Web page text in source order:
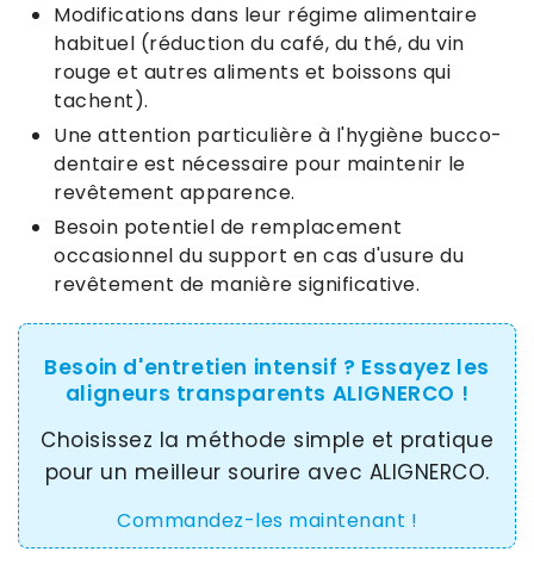
Modifications dans leur régime alimentaire
habituel (réduction du café, du thé, du vin
rouge et autres aliments et boissons qui
tachent).
Une attention particulière à l'hygiène bucco-
dentaire est nécessaire pour maintenir le
revêtement apparence.
Besoin potentiel de remplacement
occasionnel du support en cas d'usure du
revêtement de manière significative.
Besoin d'entretien intensif ? Essayez les
aligneurs transparents ALIGNERCO !
Choisissez la méthode simple et pratique
pour un meilleur sourire avec ALIGNERCO.
Commandez-les maintenant !